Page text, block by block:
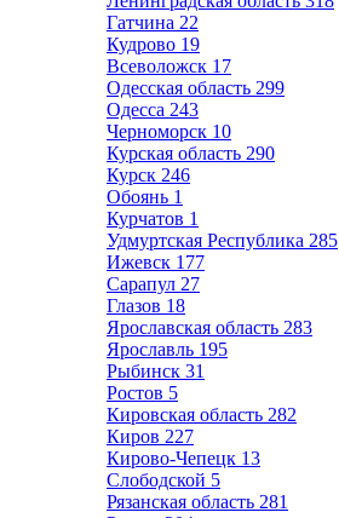
Гатчина 22
Кудрово 19
Всеволожск 17
Одесская область 299
Одесса 243
Черноморск 10
Курская область 290
Курск 246
Обоянь 1
Курчатов 1
Удмуртская Республика 285
Ижевск 177
Сарапул 27
Глазов 18
Ярославская область 283
Ярославль 195
Рыбинск 31
Ростов 5
Кировская область 282
Киров 227
Кирово-Чепецк 13
Слободской 5
Рязанская область 281